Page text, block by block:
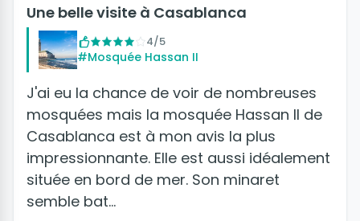
Une belle visite à Casablanca
4/5
#Mosquée Hassan II
J'ai eu la chance de voir de nombreuses
mosquées mais la mosquée Hassan II de
Casablanca est à mon avis la plus
impressionnante. Elle est aussi idéalement
située en bord de mer. Son minaret
semble bat…